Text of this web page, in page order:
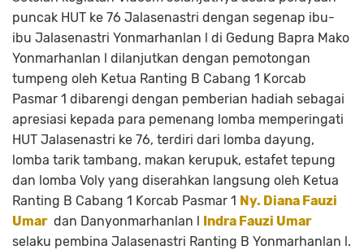
puncak HUT ke 76 Jalasenastri dengan segenap ibu-
ibu Jalasenastri Yonmarhanlan l di Gedung Bapra Mako
Yonmarhanlan l dilanjutkan dengan pemotongan
tumpeng oleh Ketua Ranting B Cabang 1 Korcab
Pasmar 1 dibarengi dengan pemberian hadiah sebagai
apresiasi kepada para pemenang lomba memperingati
HUT Jalasenastri ke 76, terdiri dari lomba dayung,
lomba tarik tambang, makan kerupuk, estafet tepung
dan lomba Voly yang diserahkan langsung oleh Ketua
Ranting B Cabang 1 Korcab Pasmar 1 Ny. Diana Fauzi
Umardan Danyonmarhanlan l Indra Fauzi Umar
selaku pembina Jalasenastri Ranting B Yonmarhanlan l.